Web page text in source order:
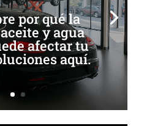
por qué la
y agua
afectar tu
aquí.